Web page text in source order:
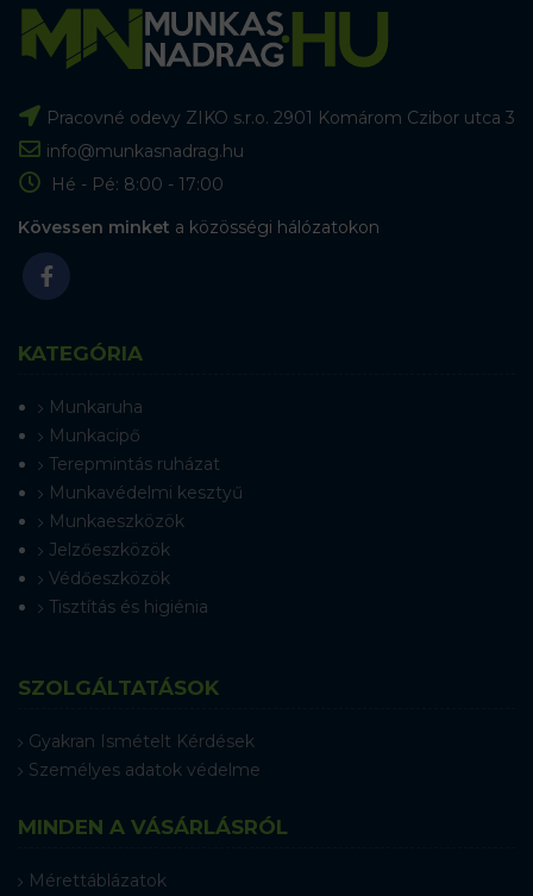
Pracovné odevy ZIKO s.r.o. 2901 Komárom Czibor utca 3
info@munkasnadrag.hu
Hé - Pé: 8:00 - 17:00
Kövessen minket a közösségi hálózatokon
KATEGÓRIA
Munkaruha
Munkacipő
Terepmintás ruházat
Munkavédelmi kesztyű
Munkaeszközök
Jelzőeszközök
Védőeszközök
Tisztítás és higiénia
SZOLGÁLTATÁSOK
Gyakran Ismételt Kérdések
Személyes adatok védelme
MINDEN A VÁSÁRLÁSRÓL
Mérettáblázatok